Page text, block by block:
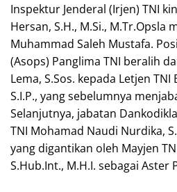
Inspektur Jenderal (Irjen) TNI
Hersan, S.H., M.Si., M.Tr.Opsla
Muhammad Saleh Mustafa.
(Asops) Panglima TNI beralih
Lema, S.Sos. kepada Letjen
S.I.P., yang sebelumnya
Selanjutnya, jabatan
TNI Mohamad Naudi Nurdika,
yang digantikan oleh Mayjen
S.Hub.Int., M.H.I. sebagai Aster